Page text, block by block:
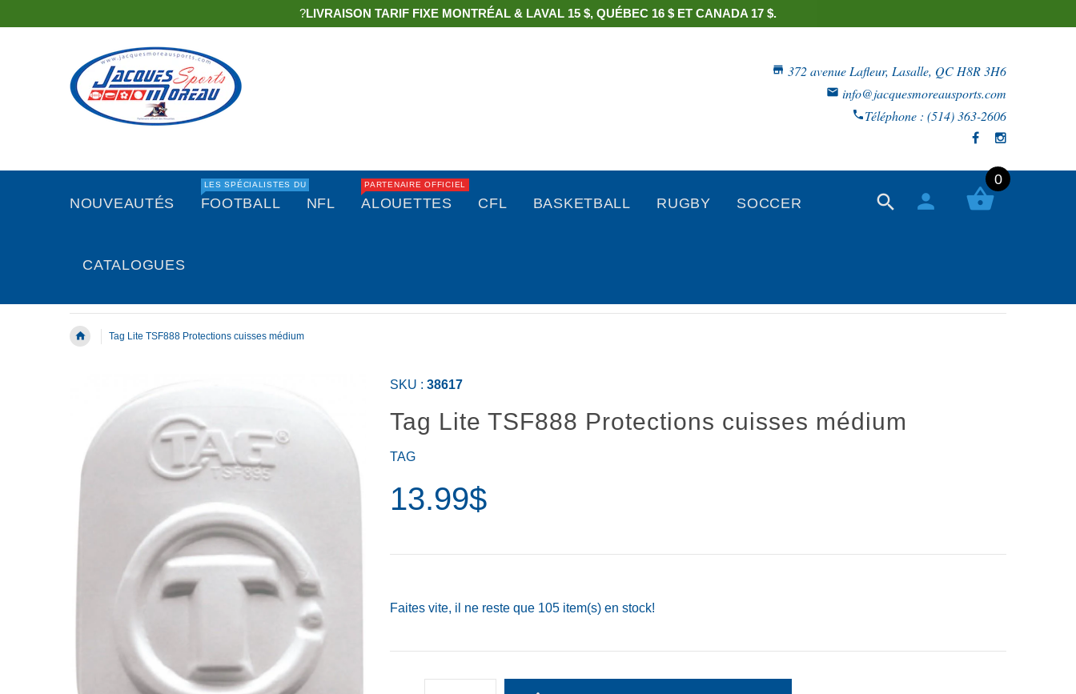
372 avenue Lafleur, Lasalle, QC H8R 3H6
info@jacquesmoreausports.com
Téléphone : (514) 363-2606
NOUVEAUTÉS
LES SPÉCIALISTES DU
FOOTBALL NFL
PARTENAIRE OFFICIEL
ALOUETTES CFL BASKETBALL RUGBY SOCCER
CATALOGUES
0
Tag Lite TSF888 Protections cuisses médium
SKU : 38617
Tag Lite TSF888 Protections cuisses médium
TAG
13.99$
Faites vite, il ne reste que 105 item(s) en stock!
?LIVRAISON TARIF FIXE MONTRÉAL & LAVAL 15 $, QUÉBEC 16 $ ET CANADA 17 $.